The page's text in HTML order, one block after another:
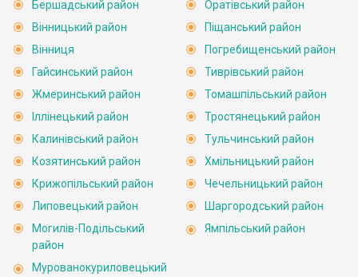
Бершадський район
Вінницький район
Вінниця
Гайсинський район
Жмеринський район
Іллінецький район
Калинівський район
Козятинський район
Крижопільський район
Липовецький район
Могилів-Подільський
район
Мурованокуриловецький
Оратівський район
Піщанський район
Погребищенський район
Тиврівський район
Томашпільський район
Тростянецький район
Тульчинський район
Хмільницький район
Чечельницький район
Шаргородський район
Ямпільський район